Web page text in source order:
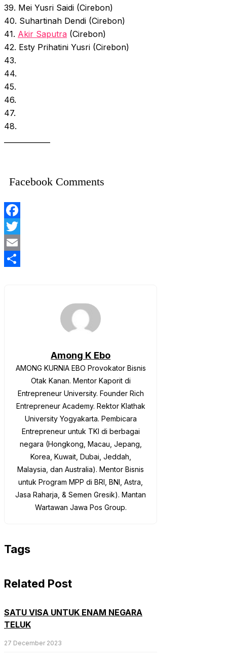
39. Mei Yusri Saidi (Cirebon)
40. Suhartinah Dendi (Cirebon)
41. Akir Saputra (Cirebon)
42. Esty Prihatini Yusri (Cirebon)
43.
44.
45.
46.
47.
48.
Facebook Comments
Facebook
Twitter
Email
Among K Ebo
AMONG KURNIA EBO Provokator Bisnis
Otak Kanan. Mentor Kaporit di
Entrepreneur University. Founder Rich
Entrepreneur Academy. Rektor Klathak
University Yogyakarta. Pembicara
Entrepreneur untuk TKI di berbagai
negara (Hongkong, Macau, Jepang,
Korea, Kuwait, Dubai, Jeddah,
Malaysia, dan Australia). Mentor Bisnis
untuk Program MPP di BRI, BNI, Astra,
Jasa Raharja, & Semen Gresik). Mantan
Wartawan Jawa Pos Group.
Tags
Related Post
SATU VISA UNTUK ENAM NEGARA
TELUK
27 December 2023